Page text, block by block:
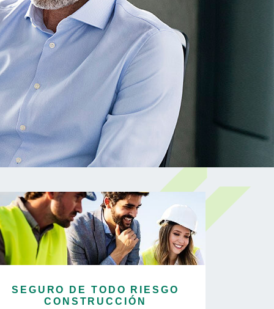
SEGURO DE TODO RIESGO
CONSTRUCCIÓN